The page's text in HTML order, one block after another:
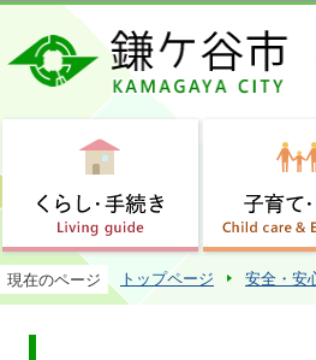
現在のページ トップページ 安全・安